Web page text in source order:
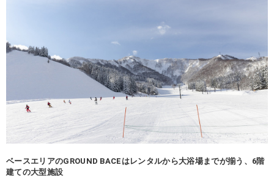
ベースエリアのGROUND BACEはレンタルから大浴場までが揃う、6階
建ての大型施設